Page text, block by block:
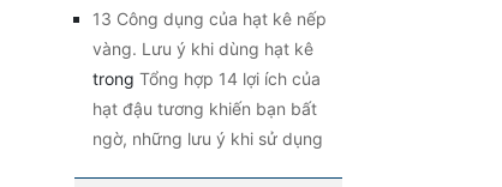
13 Công dụng của hạt kê nếp
vàng. Lưu ý khi dùng hạt kê
trong Tổng hợp 14 lợi ích của
hạt đậu tương khiến bạn bất
ngờ, những lưu ý khi sử dụng